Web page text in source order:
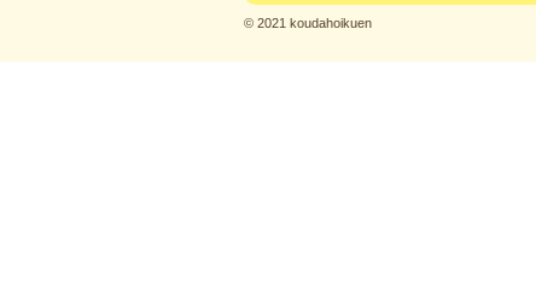
© 2021 koudahoikuen